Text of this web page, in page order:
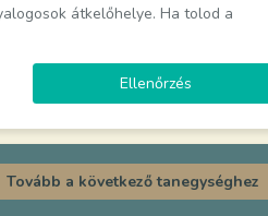
átkelőhelye. Ha tolod a
Ellenőrzés
Tovább a következő tanegységhez